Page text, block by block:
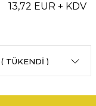
13,72 EUR + KDV